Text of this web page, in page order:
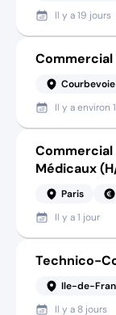
Il y a19 jours
Courbevoie
Il y aenviron
Commercial
Médicaux
Paris
Il y a1 jour
Technico-
Ile-de-
Il y a 8 jours